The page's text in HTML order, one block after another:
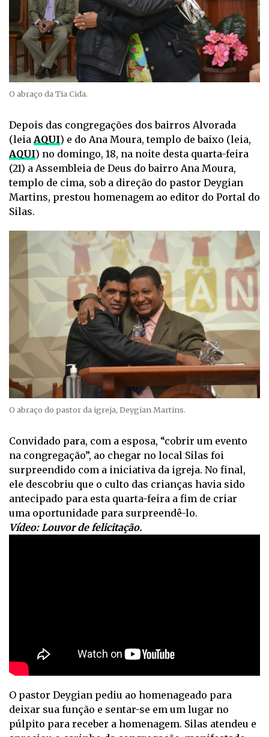
O abraço da Tia Cida.
Depois das congregações dos bairros Alvorada
(leia AQUI) e do Ana Moura, templo de baixo (leia,
AQUI) no domingo, 18, na noite desta quarta-feira
(21) a Assembleia de Deus do bairro Ana Moura,
templo de cima, sob a direção do pastor Deygian
Martins, prestou homenagem ao editor do Portal do
Silas.
O abraço do pastor da igreja, Deygian Martins.
Convidado para, com a esposa, “cobrir um evento
na congregação”, ao chegar no local Silas foi
surpreendido com a iniciativa da igreja. No final,
ele descobriu que o culto das crianças havia sido
antecipado para esta quarta-feira a fim de criar
uma oportunidade para surpreendê-lo.
Vídeo: Louvor de felicitação.
O pastor Deygian pediu ao homenageado para
deixar sua função e sentar-se em um lugar no
púlpito para receber a homenagem. Silas atendeu e